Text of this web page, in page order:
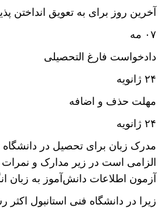
آخرین روز برای به تعویق انداختن
۰۷ مه
دادخواست فارغ التحصیلی
۲۴ ژانویه
مهلت حذف و اضافه
۲۴ ژانویه
مدرک زبان برای تحصیل در دانشگاه
الزامی است در زیر مدارک و نمرات
آزمون اطلاعات دانش‌آموز به زبان
زیرا در دانشگاه فنی استانبول اکثر